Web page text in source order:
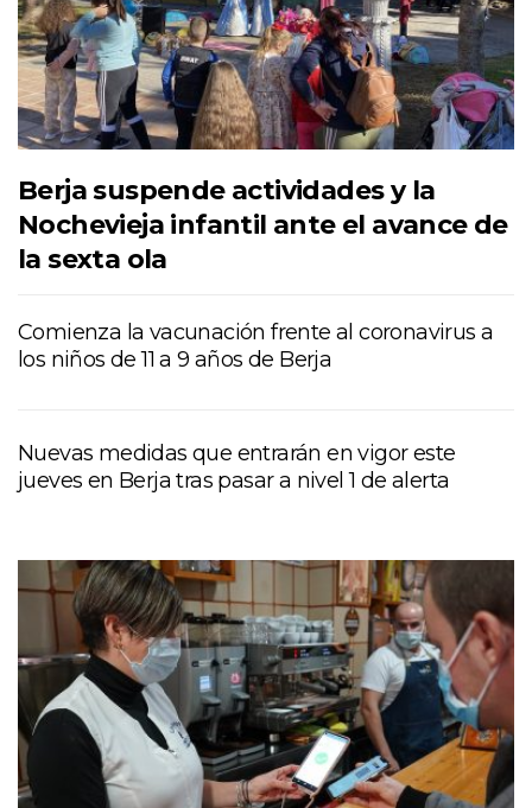
Berja suspende actividades y la
Nochevieja infantil ante el avance de
la sexta ola
Comienza la vacunación frente al coronavirus a
los niños de 11 a 9 años de Berja
Nuevas medidas que entrarán en vigor este
jueves en Berja tras pasar a nivel 1 de alerta